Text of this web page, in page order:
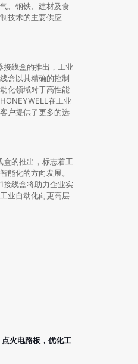
、钢铁、建材及食
技术的主要供应
线盒的推出，工业
盒以其精确的控制
化领域对于高性能
在工业
户提供了更多的选
盒的推出，标志着工
能化的方向发展。
线盒将助力企业实
业自动化向更高层
火电路板，优化工